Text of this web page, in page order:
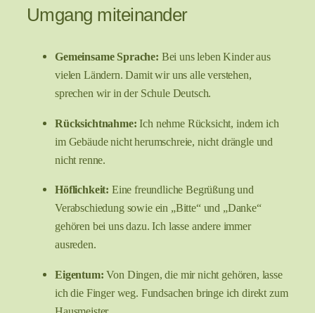
Umgang miteinander
Gemeinsame Sprache: Bei uns leben Kinder aus
vielen Ländern. Damit wir uns alle verstehen,
sprechen wir in der Schule Deutsch.
Rücksichtnahme: Ich nehme Rücksicht, indem ich
im Gebäude nicht herumschreie, nicht drängle und
nicht renne.
Höflichkeit: Eine freundliche Begrüßung und
Verabschiedung sowie ein „Bitte“ und „Danke“
gehören bei uns dazu. Ich lasse andere immer
ausreden.
Eigentum: Von Dingen, die mir nicht gehören, lasse
ich die Finger weg. Fundsachen bringe ich direkt zum